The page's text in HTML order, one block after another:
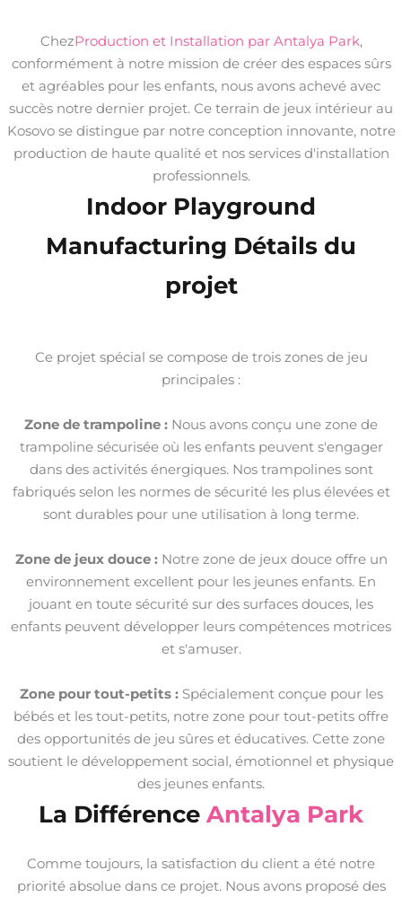
ChezProduction et Installation par Antalya Park,
conformément à notre mission de créer des espaces sûrs
et agréables pour les enfants, nous avons achevé avec
succès notre dernier projet. Ce terrain de jeux intérieur au
Kosovo se distingue par notre conception innovante, notre
production de haute qualité et nos services d'installation
professionnels.
Indoor Playground
Manufacturing Détails du
projet
Ce projet spécial se compose de trois zones de jeu
principales :
Zone de trampoline : Nous avons conçu une zone de
trampoline sécurisée où les enfants peuvent s'engager
dans des activités énergiques. Nos trampolines sont
fabriqués selon les normes de sécurité les plus élevées et
sont durables pour une utilisation à long terme.
Zone de jeux douce :Notre zone de jeux douce offre un
environnement excellent pour les jeunes enfants. En
jouant en toute sécurité sur des surfaces douces, les
enfants peuvent développer leurs compétences motrices
et s'amuser.
Zone pour tout-petits :Spécialement conçue pour les
bébés et les tout-petits, notre zone pour tout-petits offre
des opportunités de jeu sûres et éducatives. Cette zone
soutient le développement social, émotionnel et physique
des jeunes enfants.
La Différence Antalya Park
Comme toujours, la satisfaction du client a été notre
priorité absolue dans ce projet. Nous avons proposé des